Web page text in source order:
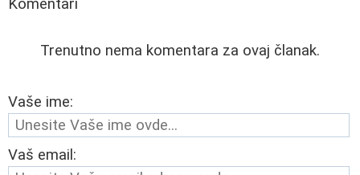
Komentari
Trenutno nema komentara za ovaj članak.
Vaše ime:
Vaš email: